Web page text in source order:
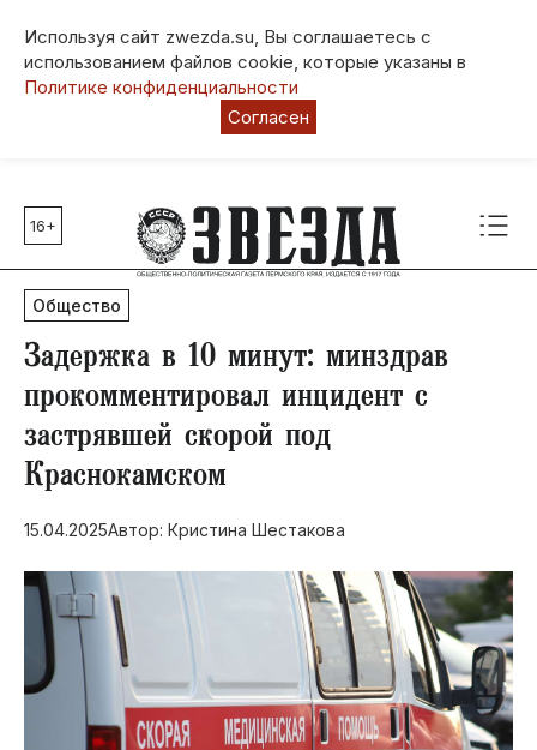
Используя сайт zwezda.su, Вы соглашаетесь с
использованием файлов cookie, которые указаны в
Политике конфиденциальности
Согласен
Главные темы
80 лет Победы
Молодежная столица РФ
СВО
Социальная поддержка
Инфраструктура
Благоустройство
16+
Общество
​Задержка в 10 минут: минздрав
прокомментировал инцидент с
застрявшей скорой под
Краснокамском
15.04.2025Автор: Кристина Шестакова